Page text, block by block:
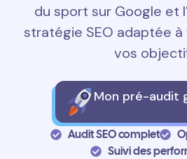
du sport sur Google et
stratégie SEO adaptée
vos
Mon pré-audit
Audit SEO complet
Suivi des